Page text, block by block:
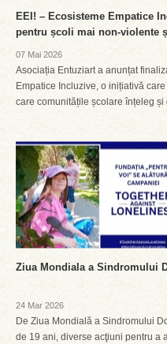
EEI! – Ecosisteme Empatice
pentru școli mai non-violente
07 Mai 2026
Asociația Entuziart a anunțat
Empatice Incluzive, o inițiativă
care comunitățile școlare înțeleg și
Ziua Mondiala a Sindromului
24 Mar 2026
De Ziua Mondială a Sindromului
de 19 ani, diverse acţiuni pentru a